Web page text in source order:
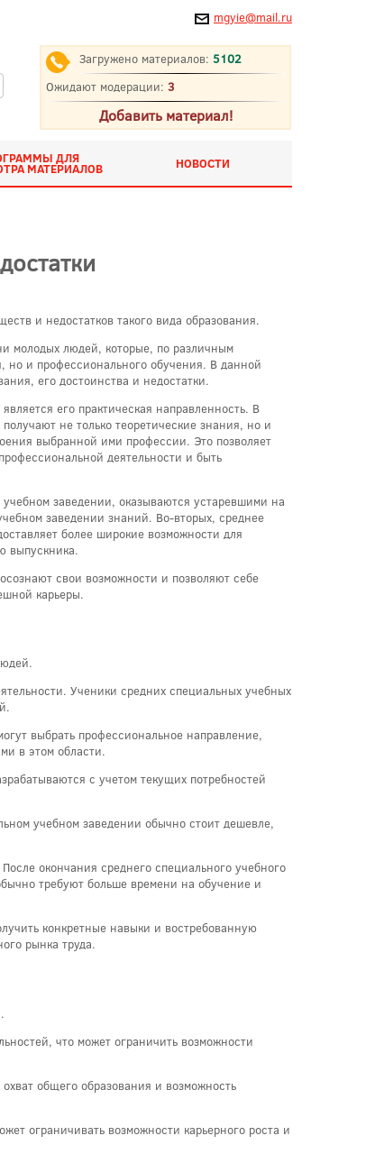
mgyie@mail.ru
Загружено материалов: 5102
Ожидают модерации: 3
Добавить материал!
ДЛЯ
МАТЕРИАЛОВ НОВОСТИ
и недостатков такого вида образования.
молодых людей, которые, по различным
но и профессионального обучения. В данной
его достоинства и недостатки.
его практическая направленность. В
не только теоретические знания, но и
выбранной ими профессии. Это позволяет
деятельности и быть
заведении, оказываются устаревшими на
заведении знаний. Во-вторых, среднее
более широкие возможности для
выпускника.
свои возможности и позволяют себе
карьеры.
Ученики средних специальных учебных
выбрать профессиональное направление,
в этом области.
с учетом текущих потребностей
учебном заведении обычно стоит дешевле,
окончания среднего специального учебного
требуют больше времени на обучение и
конкретные навыки и востребованную
рынка труда.
что может ограничить возможности
общего образования и возможность
ограничивать возможности карьерного роста и